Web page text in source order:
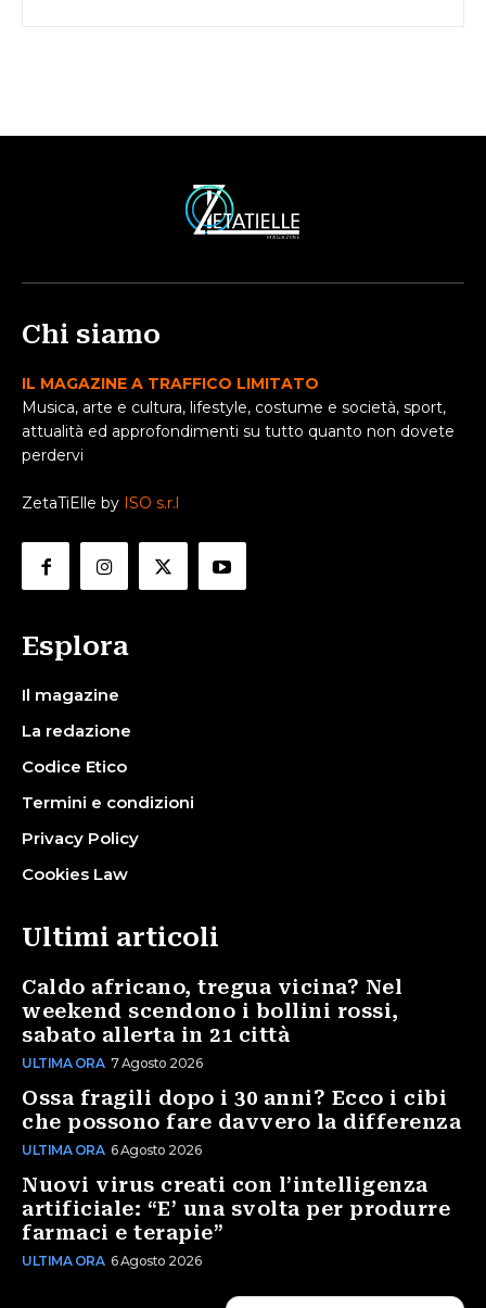
Chi siamo
IL MAGAZINE A TRAFFICO LIMITATO
Musica, arte e cultura, lifestyle, costume e società, sport,
attualità ed approfondimenti su tutto quanto non dovete
perdervi
ZetaTiElle by ISO s.r.l
Esplora
Il magazine
La redazione
Codice Etico
Termini e condizioni
Privacy Policy
Cookies Law
Ultimi articoli
Caldo africano, tregua vicina? Nel
weekend scendono i bollini rossi,
sabato allerta in 21 città
ULTIMA ORA 7 Agosto 2026
Ossa fragili dopo i 30 anni? Ecco i cibi
che possono fare davvero la differenza
ULTIMA ORA 6 Agosto 2026
Nuovi virus creati con l’intelligenza
artificiale: “E’ una svolta per produrre
farmaci e terapie”
ULTIMA ORA 6 Agosto 2026